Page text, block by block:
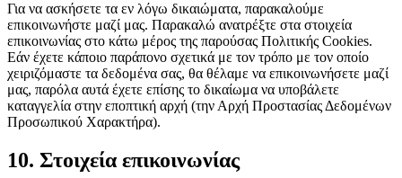
Για να ασκήσετε τα εν λόγω δικαιώματα, παρακαλούμε
επικοινωνήστε μαζί μας. Παρακαλώ ανατρέξτε στα στοιχεία
επικοινωνίας στο κάτω μέρος της παρούσας Πολιτικής Cookies.
Εάν έχετε κάποιο παράπονο σχετικά με τον τρόπο με τον οποίο
χειριζόμαστε τα δεδομένα σας, θα θέλαμε να επικοινωνήσετε μαζί
μας, παρόλα αυτά έχετε επίσης το δικαίωμα να υποβάλετε
καταγγελία στην εποπτική αρχή (την Αρχή Προστασίας Δεδομένων
Προσωπικού Χαρακτήρα).
10. Στοιχεία επικοινωνίας